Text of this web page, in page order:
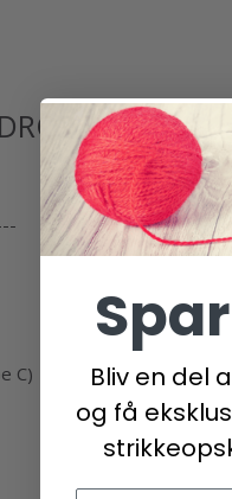
Design
C)
Bliv en del
og få